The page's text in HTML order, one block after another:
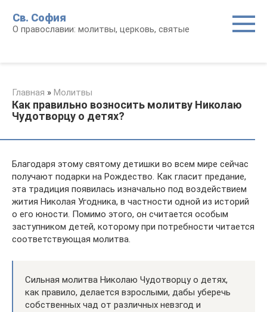
контенту
Св. София
О православии: молитвы, церковь, святые
Главная » Молитвы
Как правильно возносить молитву Николаю
Чудотворцу о детях?
Благодаря этому святому детишки во всем мире сейчас
получают подарки на Рождество. Как гласит предание,
эта традиция появилась изначально под воздействием
жития Николая Угодника, в частности одной из историй
о его юности. Помимо этого, он считается особым
заступником детей, которому при потребности читается
соответствующая молитва.
Сильная молитва Николаю Чудотворцу о детях,
как правило, делается взрослыми, дабы уберечь
собственных чад от различных невзгод и